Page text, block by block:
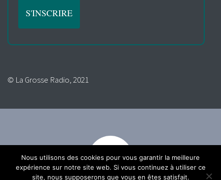
© La Grosse Radio, 2021
Nous utilisons des cookies pour vous garantir la meilleure
expérience sur notre site web. Si vous continuez à utiliser ce
site, nous supposerons que vous en êtes satisfait.